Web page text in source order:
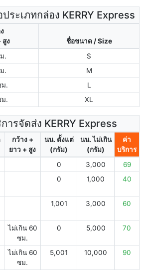
ระเภทกล่อง KERRY Express
สูง
ชื่อขนาด / Size
.
S
.
M
ม.
L
ม.
XL
ารจัดส่ง KERRY Express
กว้าง +
ยาว + สูง
นน. ตั้งแต่
(กรัม)
นน. ไม่เกิน
(กรัม)
ค่า
บริการ
0 3,000
69
0 1,000 40
1,001 3,000 60
ไม่เกิน 60
ซม.
0 5,000 70
ไม่เกิน 60
ซม.
5,001 10,000 90